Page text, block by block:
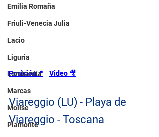
Emilia Romaña
Friuli-Venecia Julia
Lacio
Liguria
Lombardía
Marcas
Molise
Piamonte
Posición📍 Video 🎥
Viareggio (LU) - Playa de
Viareggio - Toscana